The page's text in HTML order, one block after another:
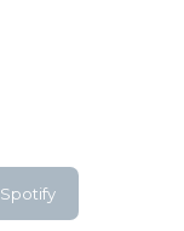
Spotify